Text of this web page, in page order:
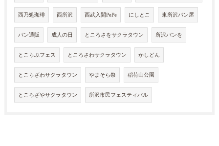
西乃処珈琲 西所沢 西武入間PePe にしとこ 東所沢パン屋
パン通販 成人の日 ところさをサクラタウン 所沢パンを
とこらぶフェス ところさわサクラタウン かしどん
とこらざわサクラタウン やまそら祭 稲荷山公園
ところざやサクラタウン 所沢市民フェスティバル